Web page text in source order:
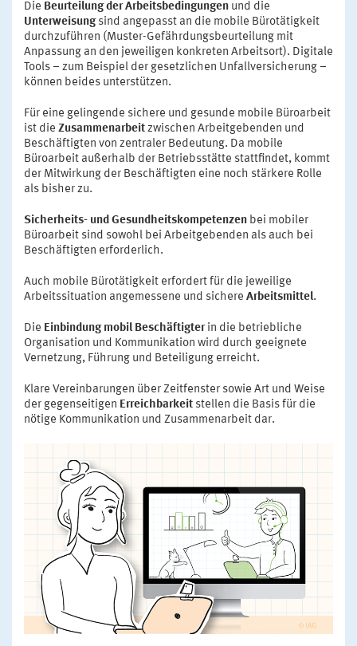
Die Beurteilung der Arbeitsbedingungen und die
Unterweisung sind angepasst an die mobile Bürotätigkeit
durchzuführen (Muster-Gefährdungsbeurteilung mit
Anpassung an den jeweiligen konkreten Arbeitsort). Digitale
Tools – zum Beispiel der gesetzlichen Unfallversicherung –
können beides unterstützen.
Für eine gelingende sichere und gesunde mobile Büroarbeit
ist die Zusammenarbeit zwischen Arbeitgebenden und
Beschäftigten von zentraler Bedeutung. Da mobile
Büroarbeit außerhalb der Betriebsstätte stattfindet, kommt
der Mitwirkung der Beschäftigten eine noch stärkere Rolle
als bisher zu.
Sicherheits- und Gesundheitskompetenzen bei mobiler
Büroarbeit sind sowohl bei Arbeitgebenden als auch bei
Beschäftigten erforderlich.
Auch mobile Bürotätigkeit erfordert für die jeweilige
Arbeitssituation angemessene und sichere Arbeitsmittel.
Die Einbindung mobil Beschäftigterin die betriebliche
Organisation und Kommunikation wird durch geeignete
Vernetzung, Führung und Beteiligung erreicht.
Klare Vereinbarungen über Zeitfenster sowie Art und Weise
der gegenseitigen Erreichbarkeit stellen die Basis für die
nötige Kommunikation und Zusammenarbeit dar.